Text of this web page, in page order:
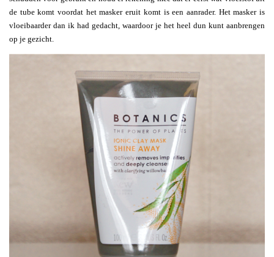
de tube komt voordat het masker eruit komt is een aanrader. Het masker is
vloeibaarder dan ik had gedacht, waardoor je het heel dun kunt aanbrengen
op je gezicht.